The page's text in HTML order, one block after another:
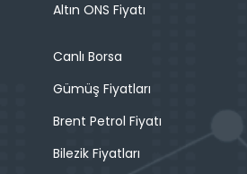
Altın ONS Fiyatı
Canlı Borsa
Gümüş Fiyatları
Brent Petrol Fiyatı
Bilezik Fiyatları